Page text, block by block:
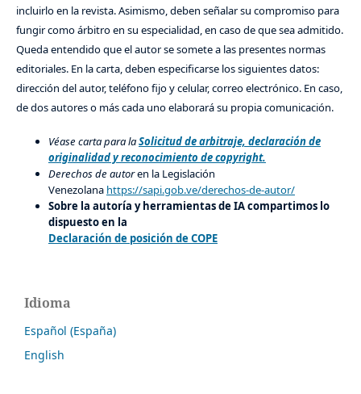
incluirlo en la revista. Asimismo, deben señalar su compromiso para
fungir como árbitro en su especialidad, en caso de que sea admitido.
Queda entendido que el autor se somete a las presentes normas
editoriales. En la carta, deben especificarse los siguientes datos:
dirección del autor, teléfono fijo y celular, correo electrónico. En caso,
de dos autores o más cada uno elaborará su propia comunicación.
Véase carta para laSolicitud de arbitraje, declaración de
originalidad y reconocimiento de copyright.
Derechos de autoren la Legislación
Venezolana https://sapi.gob.ve/derechos-de-autor/
Sobre la autoría y herramientas de IA compartimos lo
dispuesto en la
Declaración de posición de COPE
Idioma
Español (España)
English